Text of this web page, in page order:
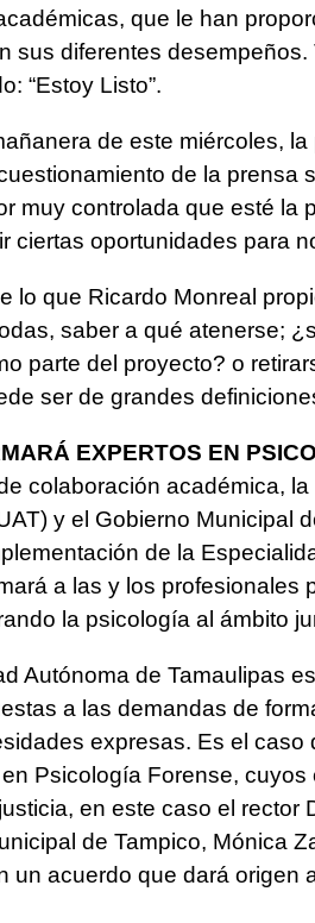
que le han
sus diferentes
“Estoy Listo”.
de este miércoles,
de la prensa
muy controlada que esté la
ciertas oportunidades para
lo que Ricardo Monreal
saber a qué atenerse;
parte del proyecto? o
ser de grandes
EXPERTOS EN
colaboración académica,
y el Gobierno Municipal
de la
a las y los profesionales
la psicología al ámbito
Autónoma de Tamaulipas
a las demandas de
expresas. Es el caso
Psicología Forense,
en este caso el rector
de Tampico, Mónica
un acuerdo que dará origen